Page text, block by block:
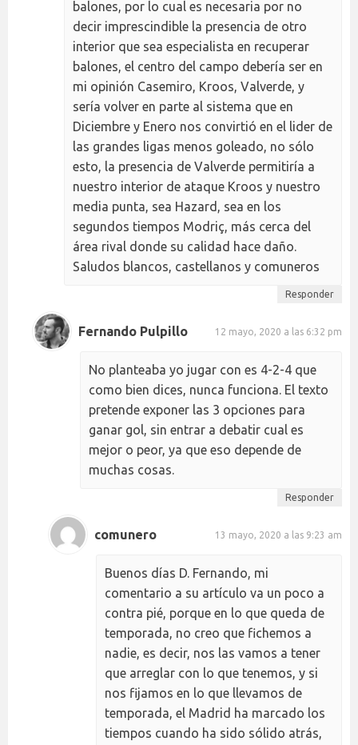
balones, por lo cual es necesaria por no
decir imprescindible la presencia de otro
interior que sea especialista en recuperar
balones, el centro del campo debería ser en
mi opinión Casemiro, Kroos, Valverde, y
sería volver en parte al sistema que en
Diciembre y Enero nos convirtió en el lider de
las grandes ligas menos goleado, no sólo
esto, la presencia de Valverde permitiría a
nuestro interior de ataque Kroos y nuestro
media punta, sea Hazard, sea en los
segundos tiempos Modriç, más cerca del
área rival donde su calidad hace daño.
Saludos blancos, castellanos y comuneros
Responder
Fernando Pulpillo 12 mayo, 2020 a las 6:32 pm
No planteaba yo jugar con es 4-2-4 que
como bien dices, nunca funciona. El texto
pretende exponer las 3 opciones para
ganar gol, sin entrar a debatir cual es
mejor o peor, ya que eso depende de
muchas cosas.
Responder
comunero 13 mayo, 2020 a las 9:23 am
Buenos días D. Fernando, mi
comentario a su artículo va un poco a
contra pié, porque en lo que queda de
temporada, no creo que fichemos a
nadie, es decir, nos las vamos a tener
que arreglar con lo que tenemos, y si
nos fijamos en lo que llevamos de
temporada, el Madrid ha marcado los
tiempos cuando ha sido sólido atrás,